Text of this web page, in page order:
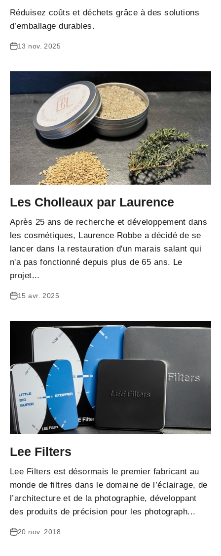
Réduisez coûts et déchets grâce à des solutions
d’emballage durables.
13 nov. 2025
Les Cholleaux par Laurence
Après 25 ans de recherche et développement dans
les cosmétiques, Laurence Robbe a décidé de se
lancer dans la restauration d'un marais salant qui
n'a pas fonctionné depuis plus de 65 ans. Le
projet...
15 avr. 2025
Lee Filters
Lee Filters est désormais le premier fabricant au
monde de filtres dans le domaine de l’éclairage, de
l’architecture et de la photographie, développant
des produits de précision pour les photograph...
20 nov. 2018